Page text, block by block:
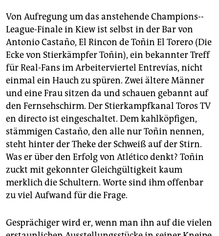
Von Aufregung um das anstehende Cham­pions-­
League-Finale in Kiew ist selbst in der Bar von
Antonio Castaño, El Rincon de Toñin El Torero (Die
Ecke von Stierkämpfer Toñin), ein bekannter Treff
für Real-Fans im Arbeiterviertel En­tre­vías, nicht
einmal ein Hauch zu spüren. Zwei ältere Männer
und eine Frau sitzen da und schauen gebannt auf
den Fernsehschirm. Der Stierkampfkanal Toros TV
en directo ist eingeschaltet. Dem kahlköpfigen,
stämmigen Castaño, den alle nur Toñin nennen,
steht hinter der Theke der Schweiß auf der Stirn.
Was er über den Erfolg von Atlético denkt? Toñin
zuckt mit gekonnter Gleichgültigkeit kaum
merklich die Schultern. Worte sind ihm offenbar
zu viel Aufwand für die Frage.
Gesprächiger wird er, wenn man ihn auf die vielen